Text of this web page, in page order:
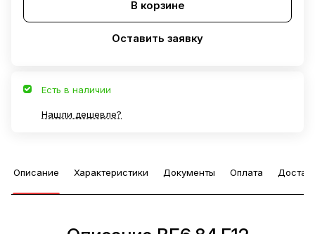
В корзине
Оставить заявку
Есть в наличии
Нашли дешевле?
Описание Характеристики Документы Оплата